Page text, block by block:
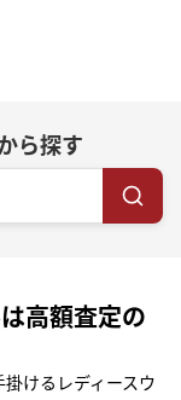
ら探す
高額査定の
けるレディースウ